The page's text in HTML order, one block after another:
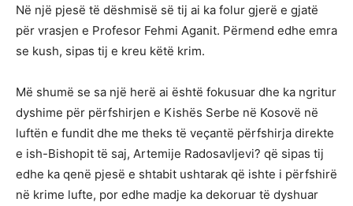
Në një pjesë të dëshmisë së tij ai ka folur gjerë e gjatë
për vrasjen e Profesor Fehmi Aganit. Përmend edhe emra
se kush, sipas tij e kreu këtë krim.
Më shumë se sa një herë ai është fokusuar dhe ka ngritur
dyshime për përfshirjen e Kishës Serbe në Kosovë në
luftën e fundit dhe me theks të veçantë përfshirja direkte
e ish-Bishopit të saj, Artemije Radosavljevi? që sipas tij
edhe ka qenë pjesë e shtabit ushtarak që ishte i përfshirë
në krime lufte, por edhe madje ka dekoruar të dyshuar